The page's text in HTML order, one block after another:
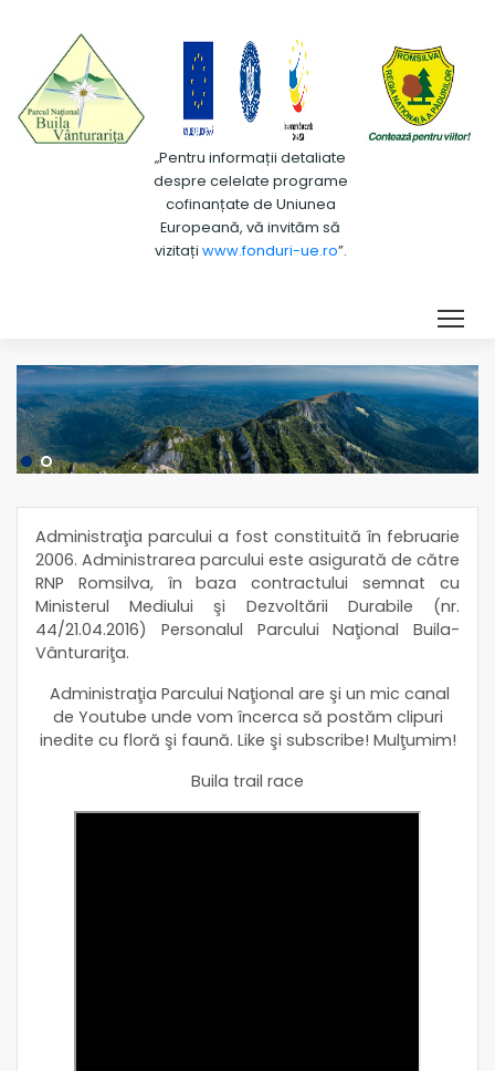
„Pentru informații detaliate
despre celelate programe
cofinanțate de Uniunea
Europeană, vă invităm să
vizitați www.fonduri-ue.ro”.
Administraţia parcului a fost constituită în februarie
2006. Administrarea parcului este asigurată de către
RNP Romsilva, în baza contractului semnat cu
Ministerul Mediului şi Dezvoltării Durabile (nr.
44/21.04.2016) Personalul Parcului Naţional Buila-
Vânturariţa.
Administraţia Parcului Naţional are şi un mic canal
de Youtube unde vom încerca să postăm clipuri
inedite cu floră şi faună. Like şi subscribe! Mulţumim!
Buila trail race